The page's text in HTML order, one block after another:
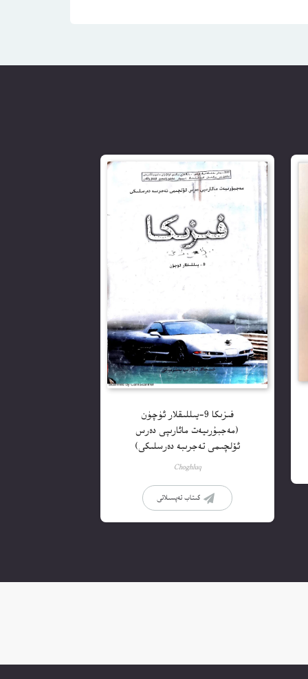
فىزىكا 9-يىللىقلار ئۈچۈن
(مەجبۇرىيەت مائارىپى دەرس
ئۆلچىمى تەجرىبە دەرسلىكى)
Choghluq
كىتاب تەپسىلاتى